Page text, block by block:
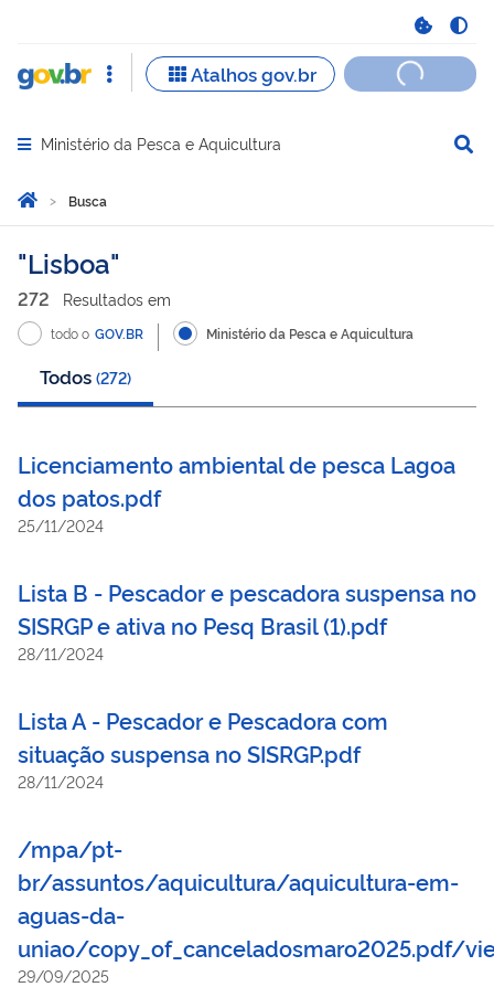
Abrir menu principal de navegação
Ministério da Pesca e Aquicultura
Você está aqui:
Página Inicial
Busca
Busca
Lisboa
272 Resultados em
todo o GOV.BR Ministério da Pesca e Aquicultura
Todos (272)
Licenciamento ambiental de pesca Lagoa
dos patos.pdf
25/11/2024
Lista B - Pescador e pescadora suspensa no
SISRGP e ativa no Pesq Brasil (1).pdf
28/11/2024
Lista A - Pescador e Pescadora com
situação suspensa no SISRGP.pdf
28/11/2024
/mpa/pt-
br/assuntos/aquicultura/aquicultura-em-
aguas-da-
uniao/copy_of_canceladosmaro2025.pdf/
29/09/2025